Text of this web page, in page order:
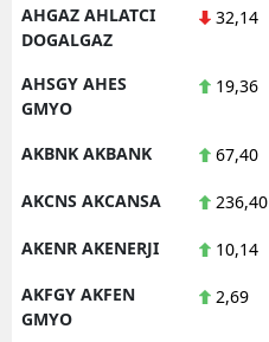
AHGAZ AHLATCI
DOGALGAZ
32,14
AHSGY AHES
GMYO
19,36
AKBNK AKBANK 67,40
AKCNS AKCANSA 236,40
AKENR AKENERJI 10,14
AKFGY AKFEN
GMYO
2,69